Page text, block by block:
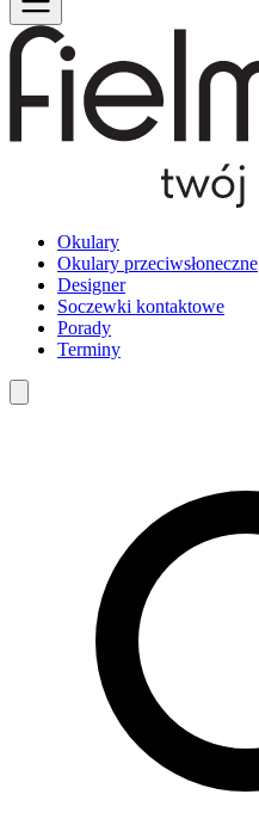
Okulary
Okulary przeciwsłoneczne
Designer
Soczewki kontaktowe
Porady
Terminy